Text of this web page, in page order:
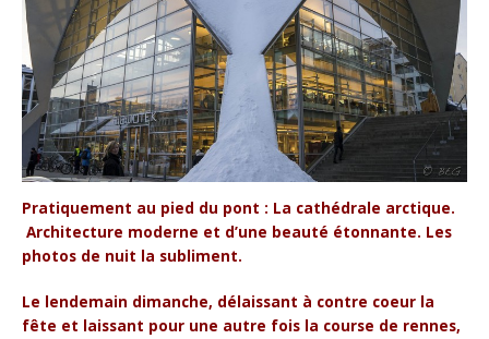
Pratiquement au pied du pont : La cathédrale arctique.
Architecture moderne et d’une beauté étonnante. Les
photos de nuit la subliment.
Le lendemain dimanche, délaissant à contre coeur la
fête et laissant pour une autre fois la course de rennes,